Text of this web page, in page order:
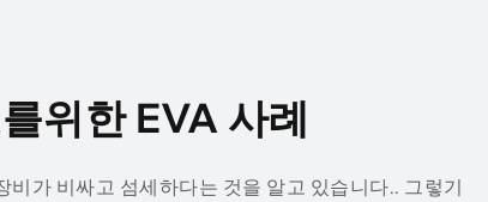
위한 EVA 사례
비가 비싸고 섬세하다는 것을 알고 있습니다.. 그렇기